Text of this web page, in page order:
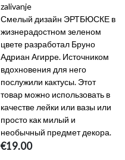
zalivanje
Смелый дизайн ЭРТБЮСКЕ в
жизнерадостном зеленом
цвете разработал Бруно
Адриан Агирре. Источником
вдохновения для него
послужили кактусы. Этот
товар можно использовать в
качестве лейки или вазы или
просто как милый и
необычный предмет декора.
€19.00